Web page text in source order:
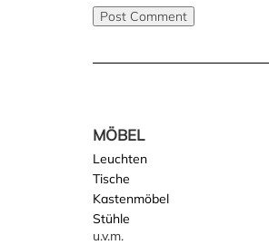
MÖBEL
Leuchten
Tische
Kastenmöbel
Stühle
u.v.m.